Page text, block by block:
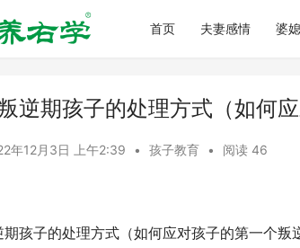
首页 夫妻感情 婆
逆期孩子的处理方式（如何
年12月3日 上午2:39 • 孩子教育 • 阅读 46
孩子的处理方式（如何应对孩子的第一个叛